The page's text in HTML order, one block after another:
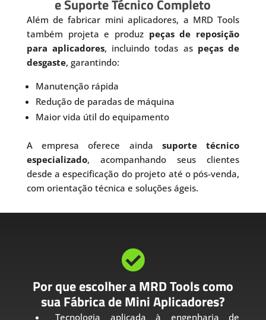
e Suporte Técnico Completo
Além de fabricar mini aplicadores, a MRD Tools
também projeta e produz peças de reposição
para aplicadores, incluindo todas as peças de
desgaste, garantindo:
Manutenção rápida
Redução de paradas de máquina
Maior vida útil do equipamento
A empresa oferece ainda suporte técnico
especializado, acompanhando seus clientes
desde a especificação do projeto até o pós-venda,
com orientação técnica e soluções ágeis.

Por que escolher a MRD Tools como
sua Fábrica de Mini Aplicadores?
Tecnologia aplicada à engenharia de